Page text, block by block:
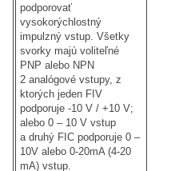
podporovať
vysokorýchlostný
impulzný vstup. Všetky
svorky majú voliteľné
PNP alebo NPN
2 analógové vstupy, z
ktorých jeden FIV
podporuje -10 V / +10 V;
alebo 0 – 10 V vstup
a druhý FIC podporuje 0 –
10V alebo 0-20mA (4-20
mA) vstup.